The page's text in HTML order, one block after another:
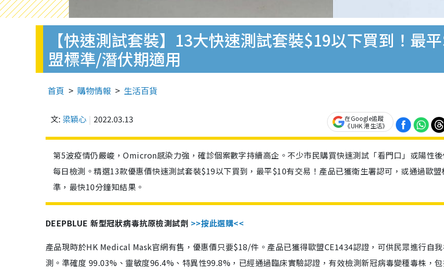
【快速測試套裝】13大快速測試套裝$19以下買到！最
盟標準/潛伏期適用
首頁 購物情報 生活百貨
文: 梁穎心 2022.03.13
在Google追蹤
《UHK 港生活》
第5波疫情仍嚴峻，Omicron感染力強，確診個案數字持續高企。不少市民購買快速測試「看門口」或陽性
每日檢測。精選13款優惠價快速測試套裝$19以下買到，最平$10有交易！產品已獲衛生署認可，或通過歐盟
準，最快10分鐘知結果。
DEEPBLUE 新型冠狀病毒抗原檢測試劑 >>按此選購<<
產品現時於HK Medical Mask官網有售，優惠價只要$18/件。產品已獲得歐盟CE1434認證，可供民眾進行自
測。準確度 99.03%、靈敏度96.4%、特異性99.8%，已經通過臨床實驗認證，有效檢測新冠病毒變種毒株，